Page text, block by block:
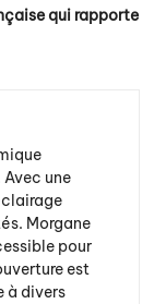
qui rapporte
une
Morgane
pour
est
à divers